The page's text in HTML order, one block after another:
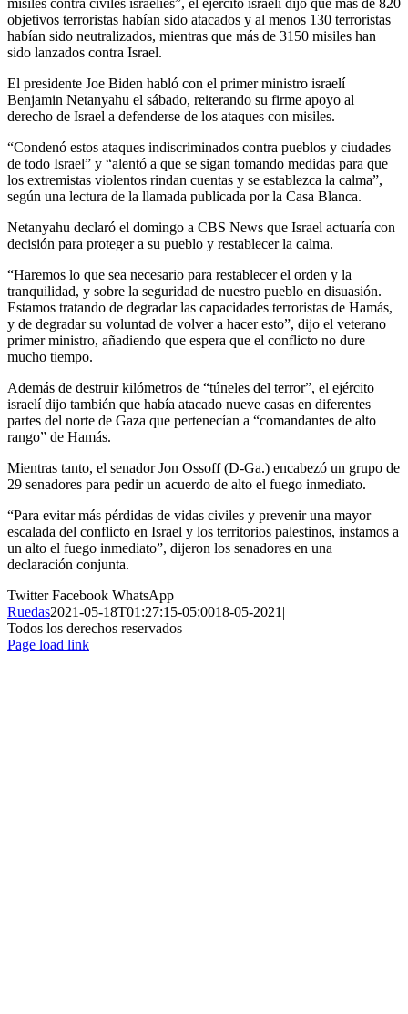
misiles contra civiles israelíes”, el ejército israelí dijo que más de 820
objetivos terroristas habían sido atacados y al menos 130 terroristas
habían sido neutralizados, mientras que más de 3150 misiles han
sido lanzados contra Israel.
El presidente Joe Biden habló con el primer ministro israelí
Benjamin Netanyahu el sábado, reiterando su firme apoyo al
derecho de Israel a defenderse de los ataques con misiles.
“Condenó estos ataques indiscriminados contra pueblos y ciudades
de todo Israel” y “alentó a que se sigan tomando medidas para que
los extremistas violentos rindan cuentas y se establezca la calma”,
según una lectura de la llamada publicada por la Casa Blanca.
Netanyahu declaró el domingo a CBS News que Israel actuaría con
decisión para proteger a su pueblo y restablecer la calma.
“Haremos lo que sea necesario para restablecer el orden y la
tranquilidad, y sobre la seguridad de nuestro pueblo en disuasión.
Estamos tratando de degradar las capacidades terroristas de Hamás,
y de degradar su voluntad de volver a hacer esto”, dijo el veterano
primer ministro, añadiendo que espera que el conflicto no dure
mucho tiempo.
Además de destruir kilómetros de “túneles del terror”, el ejército
israelí dijo también que había atacado nueve casas en diferentes
partes del norte de Gaza que pertenecían a “comandantes de alto
rango” de Hamás.
Mientras tanto, el senador Jon Ossoff (D-Ga.) encabezó un grupo de
29 senadores para pedir un acuerdo de alto el fuego inmediato.
“Para evitar más pérdidas de vidas civiles y prevenir una mayor
escalada del conflicto en Israel y los territorios palestinos, instamos a
un alto el fuego inmediato”, dijeron los senadores en una
declaración conjunta.
TwitterFacebook WhatsApp
Ruedas2021-05-18T01:27:15-05:0018-05-2021|
Todos los derechos reservados
Page load link